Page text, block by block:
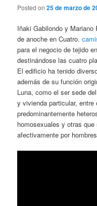
Posted on25 de marzo de
Iñaki Gabilondo y
de anoche en Cuatro.
para el negocio de tejido
destinándose las cuatro
El edificio ha tenido
además de su función
Luna, como el ser sede
y vivienda particular,
predominantemente
homosexuales y otras
afectivamente por